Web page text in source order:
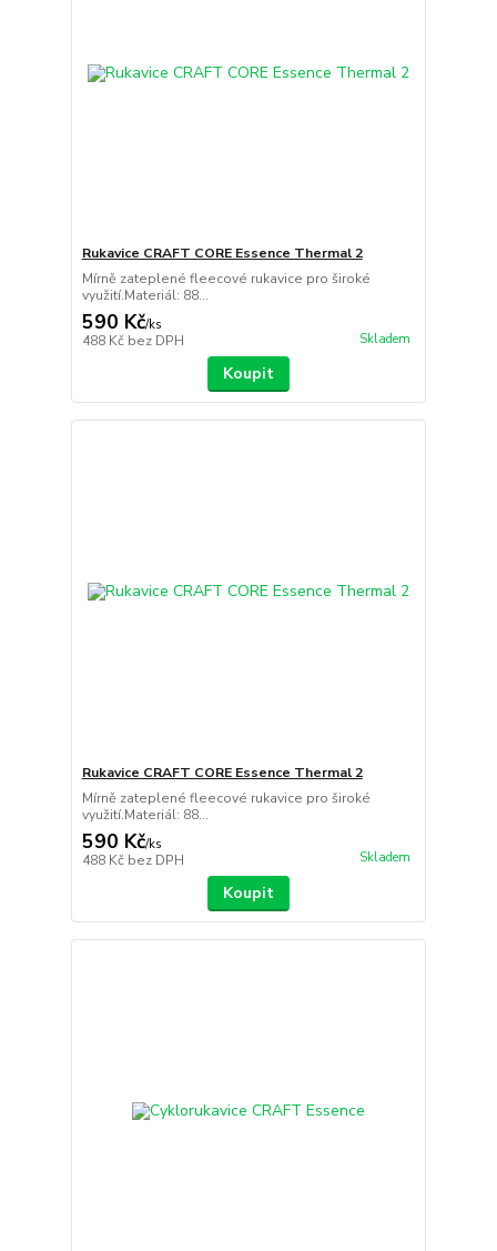
Rukavice CRAFT CORE Essence Thermal 2
Mírně zateplené fleecové rukavice pro široké
využití.Materiál: 88...
590 Kč/ks
488 Kč bez DPH Skladem
Koupit
Rukavice CRAFT CORE Essence Thermal 2
Mírně zateplené fleecové rukavice pro široké
využití.Materiál: 88...
590 Kč/ks
488 Kč bez DPH Skladem
Koupit